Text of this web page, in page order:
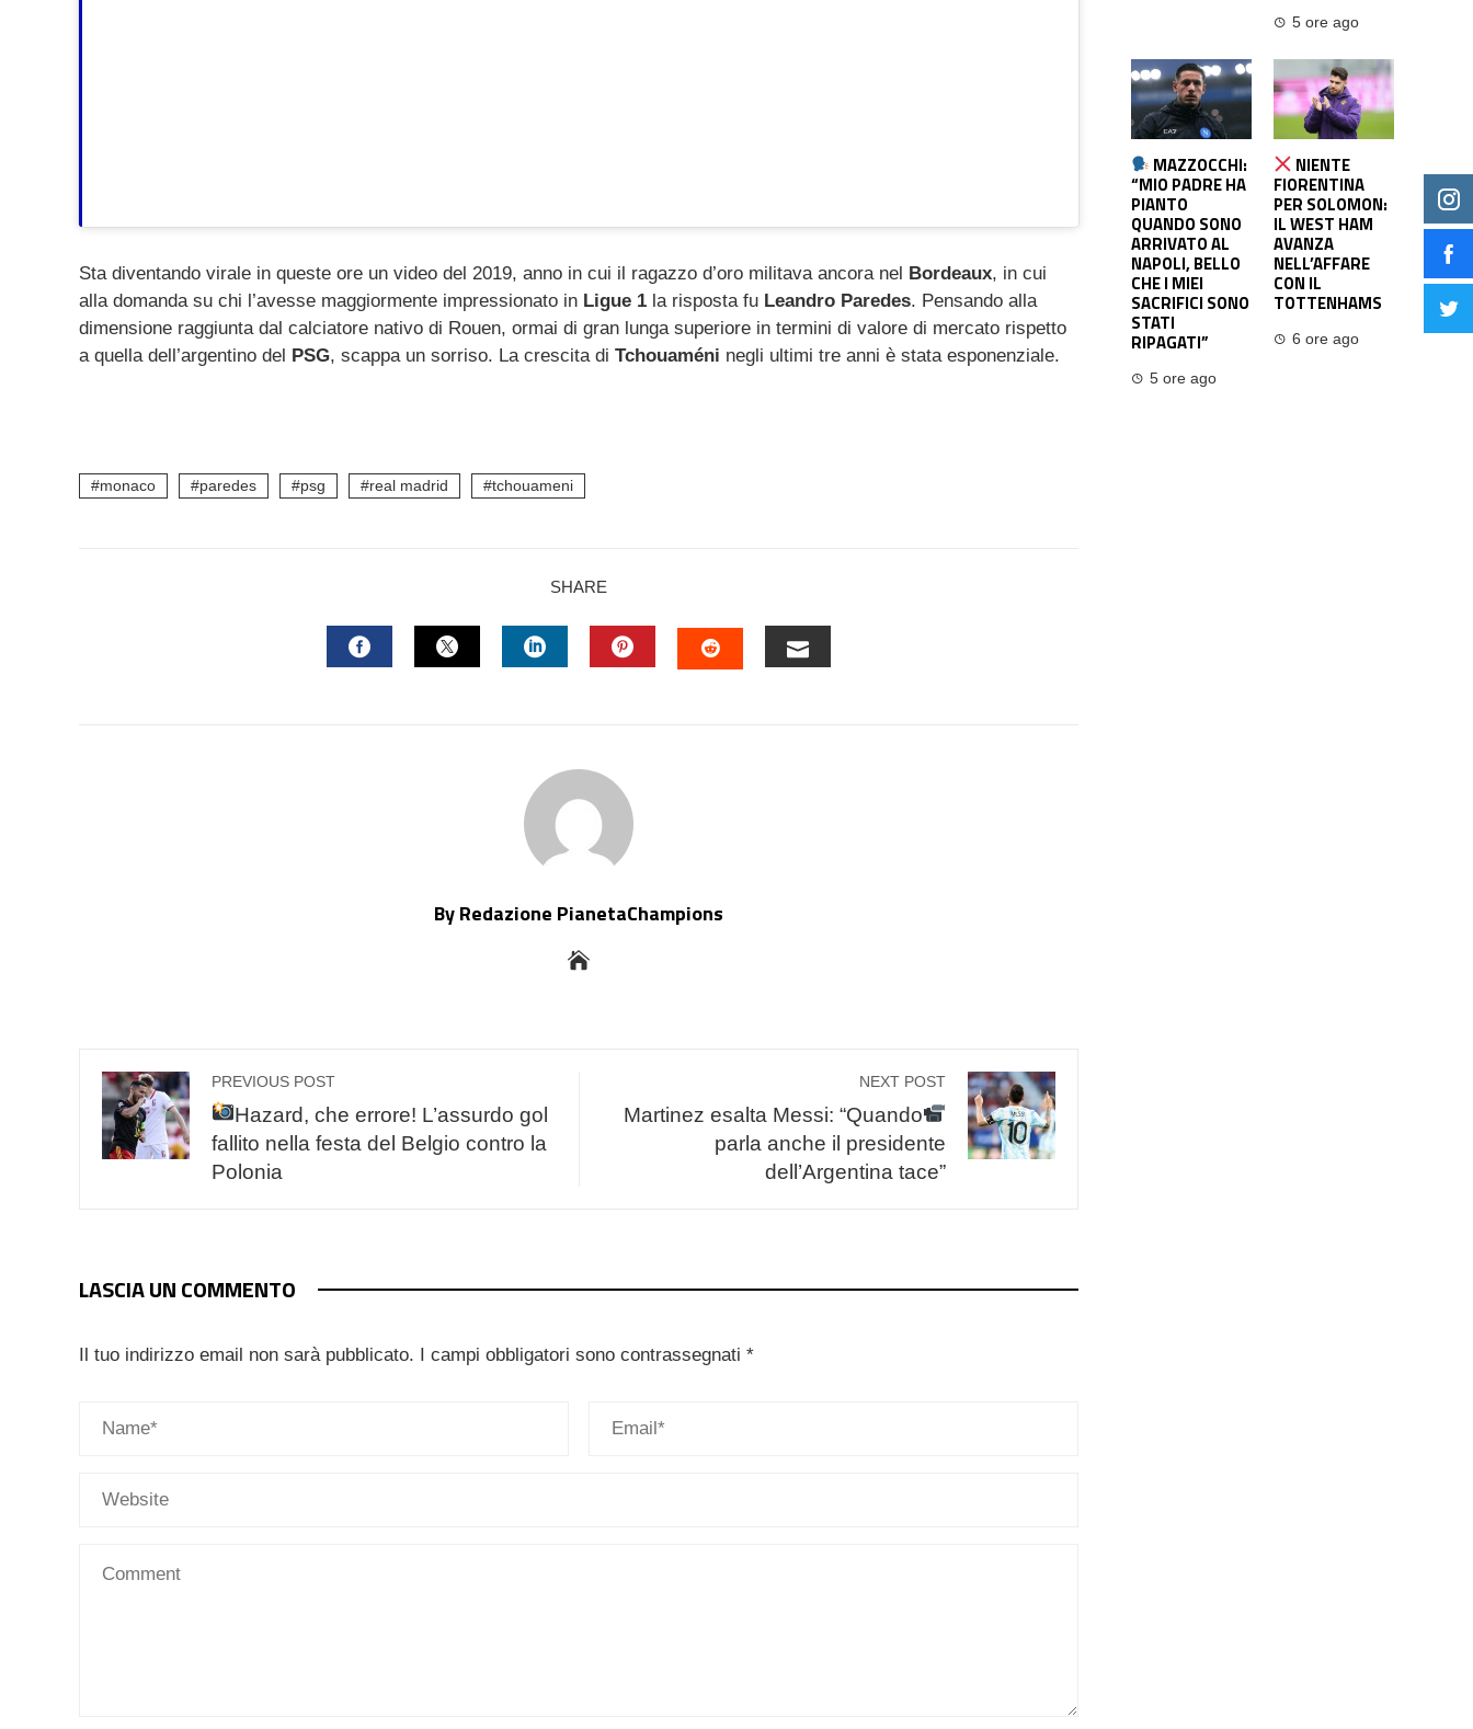
Sta diventando virale in queste ore un video del 2019, anno in cui il ragazzo d’oro militava ancora nel Bordeaux, in cui
alla domanda su chi l’avesse maggiormente impressionato in Ligue 1 la risposta fu Leandro Paredes. Pensando alla
dimensione raggiunta dal calciatore nativo di Rouen, ormai di gran lunga superiore in termini di valore di mercato rispetto
a quella dell’argentino del PSG, scappa un sorriso. La crescita di Tchouaméni negli ultimi tre anni è stata esponenziale.
monaco paredes psg real madrid tchouameni
SHARE
By Redazione PianetaChampions
PREVIOUS POST
Hazard, che errore! L’assurdo gol
fallito nella festa del Belgio contro la
Polonia
NEXT POST
Martinez esalta Messi: “Quando
parla anche il presidente
dell’Argentina tace”
LASCIA UN COMMENTO
Il tuo indirizzo email non sarà pubblicato. I campi obbligatori sono contrassegnati *
5 ore ago
MAZZOCCHI:
“MIO PADRE HA
PIANTO
QUANDO SONO
ARRIVATO AL
NAPOLI, BELLO
CHE I MIEI
SACRIFICI SONO
STATI
RIPAGATI”
5 ore ago
NIENTE
FIORENTINA
PER SOLOMON:
IL WEST HAM
AVANZA
NELL’AFFARE
CON IL
TOTTENHAMS
6 ore ago